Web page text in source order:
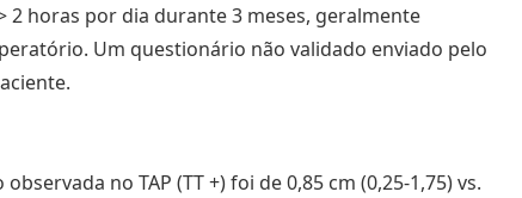
2 horas por dia durante 3 meses, geralmente
Um questionário não validado enviado pelo
no TAP (TT +) foi de 0,85 cm (0,25-1,75) vs.